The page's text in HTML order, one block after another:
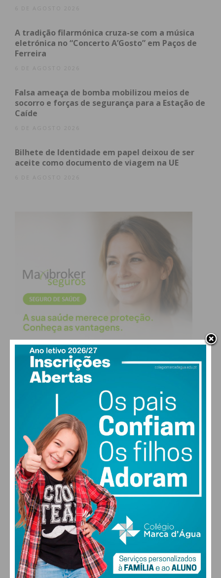
6 DE AGOSTO 2026
A tradição filarmónica cruza-se com a música
eletrónica no “Concerto A’Gosto” em Paços de
Ferreira
6 DE AGOSTO 2026
Falsa ameaça de bomba mobilizou meios de
socorro e forças de segurança para a Estação de
Caíde
6 DE AGOSTO 2026
Bilhete de Identidade em papel deixou de ser
aceite como documento de viagem na UE
6 DE AGOSTO 2026